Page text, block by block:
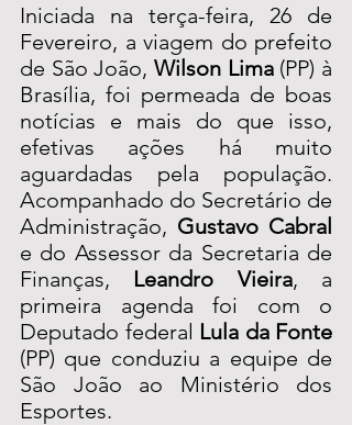
Iniciada na terça-feira, 26 de
Fevereiro, a viagem do prefeito
de São João, Wilson Lima (PP) à
Brasília, foi permeada de boas
notícias e mais do que isso,
efetivas ações há muito
aguardadas pela população.
Acompanhado do Secretário de
Administração, Gustavo Cabral
e do Assessor da Secretaria de
Finanças, Leandro Vieira, a
primeira agenda foi com o
Deputado federal Lula da Fonte
(PP) que conduziu a equipe de
São João ao Ministério dos
Esportes.